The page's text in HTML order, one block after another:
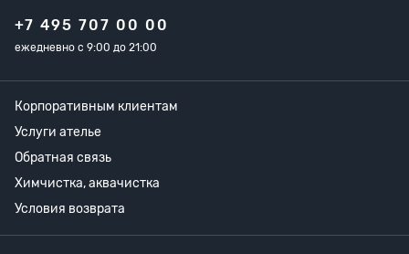
+7 495 707 00 00
ежедневно с 9:00 до 21:00
Корпоративным клиентам
Услуги ателье
Обратная связь
Химчистка, аквачистка
Условия возврата